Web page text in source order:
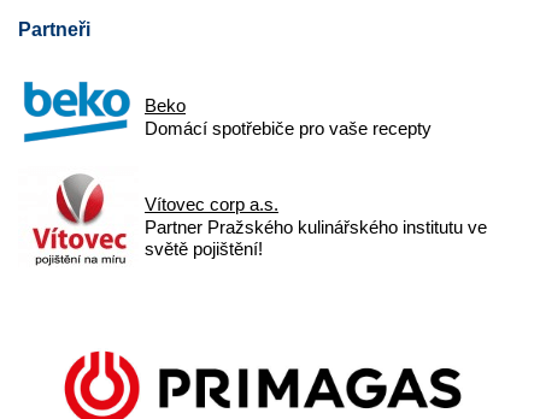
Partneři
Beko
Domácí spotřebiče pro vaše recepty
Vítovec corp a.s.
Partner Pražského kulinářského institutu ve
světě pojištění!